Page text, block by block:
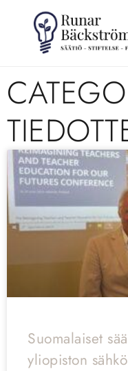
Suomalaiset
yliopiston